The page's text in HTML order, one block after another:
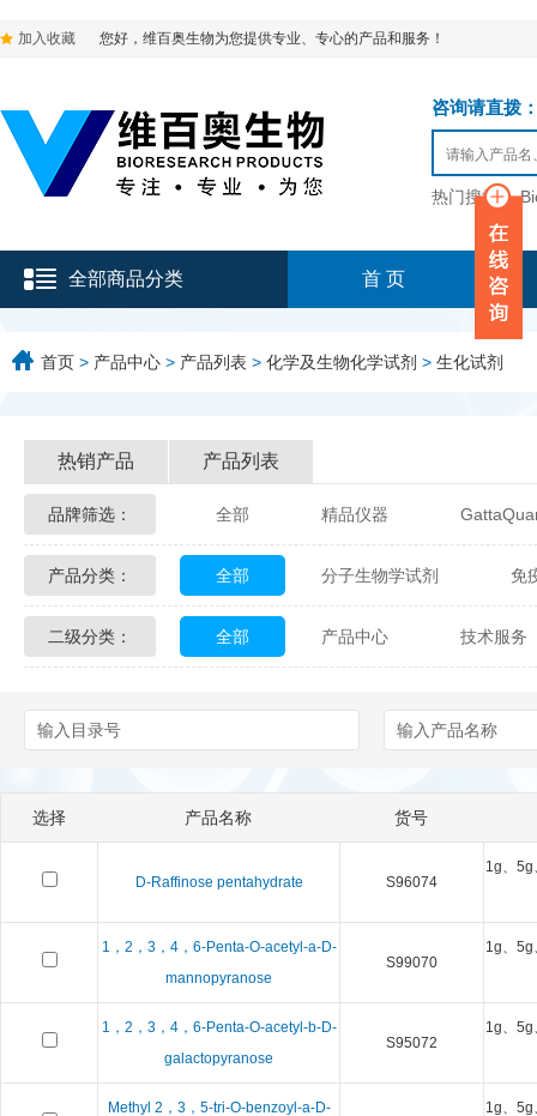
加入收藏 您好，维百奥生物为您提供专业、专心的产品和服务！
咨询请直拨
热门搜索：
全部商品分类 首 页
首页 > 产品中心 > 产品列表 > 化学及生物化学试剂 > 生化试剂
热销产品 产品列表
品牌筛选： 全部 精品仪器
Glycon Biochem Sterlitech
Echelon Biosciences Verichem
Biotez Berlin Diametra
Berry & Associates Zedira
LGC Maine Standards Biolife
产品分类： 全部 分子生物学试剂 免
化学及生物化学试剂 材料学试剂
二级分类： 全部 产品中心 技术服务
选择 产品名称 货号
D-Raffinose pentahydrate S96074
1g、
1，2，3，4，6-Penta-O-acetyl-a-D-
mannopyranose
S99070
1g、
1，2，3，4，6-Penta-O-acetyl-b-D-
galactopyranose
S95072
1g、
Methyl 2，3，5-tri-O-benzoyl-a-D-
1g、